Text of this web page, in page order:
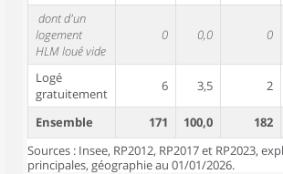
dont d'un
logement
HLM loué vide
0 0,0 0
Logé
gratuitement
6 3,5 2
Ensemble 171 100,0 182
Sources : Insee, RP2012, RP2017 et RP2023,
principales, géographie au 01/01/2026.